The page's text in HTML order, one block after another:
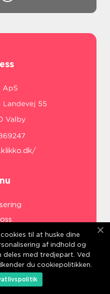
oss
til at huske dine
af indhold og
deles med tredjepart. Ved
du cookiepolitikken.